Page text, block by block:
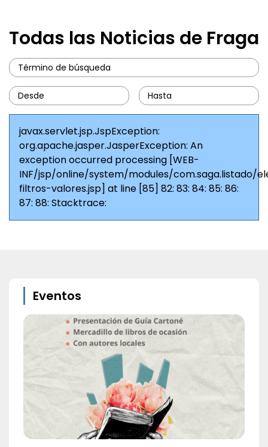
Todas las Noticias de Fraga
javax.servlet.jsp.JspException:
org.apache.jasper.JasperException: An
exception occurred processing [WEB-
INF/jsp/online/system/modules/com.saga.listado/
filtros-valores.jsp] at line [85] 82: 83: 84: 85: 86:
87: 88: Stacktrace:
Eventos